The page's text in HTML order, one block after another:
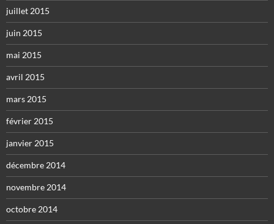
juillet 2015
juin 2015
mai 2015
avril 2015
mars 2015
février 2015
janvier 2015
décembre 2014
novembre 2014
octobre 2014